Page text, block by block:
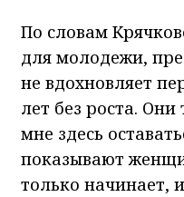
По словам
для молодежи,
не вдохновляет
лет без роста. Они
мне здесь
показывают
только начинает,